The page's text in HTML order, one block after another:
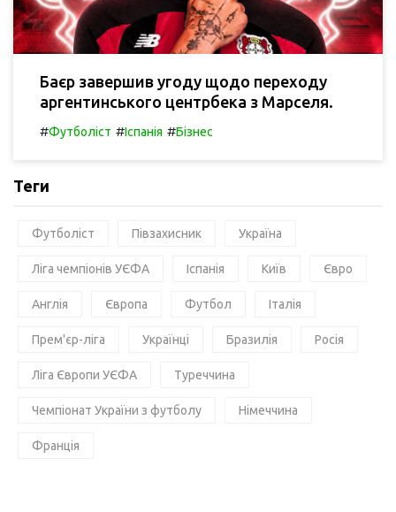
Баєр завершив угоду щодо переходу
аргентинського центрбека з Марселя.
#Футболіст #Іспанія #Бізнес
Теги
Футболіст Півзахисник Україна
Ліга чемпіонів УЄФА Іспанія Київ Євро
Англія Європа Футбол Італія
Прем'єр-ліга Українці Бразилія Росія
Ліга Європи УЄФА Туреччина
Чемпіонат України з футболу Німеччина
Франція